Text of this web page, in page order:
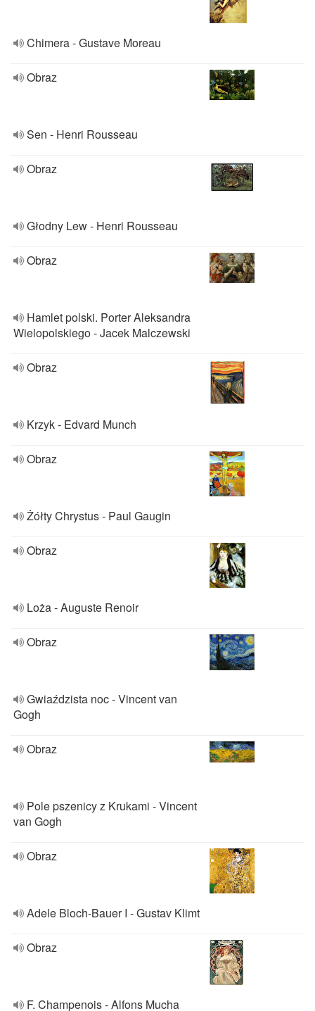
Chimera - Gustave Moreau
Obraz
Sen - Henri Rousseau
Obraz
Głodny Lew - Henri Rousseau
Obraz
Hamlet polski. Porter Aleksandra
Wielopolskiego - Jacek Malczewski
Obraz
Krzyk - Edvard Munch
Obraz
Żółty Chrystus - Paul Gaugin
Obraz
Loża - Auguste Renoir
Obraz
Gwiaździsta noc - Vincent van
Gogh
Obraz
Pole pszenicy z Krukami - Vincent
van Gogh
Obraz
Adele Bloch-Bauer I - Gustav Klimt
Obraz
F. Champenois - Alfons Mucha